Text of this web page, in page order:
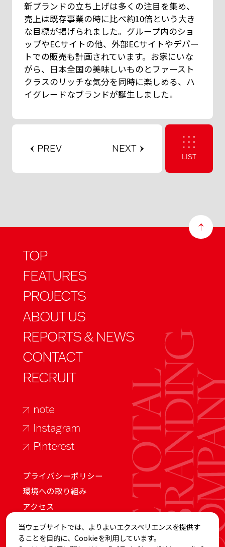
新ブランドの立ち上げは多くの注目を集め、
売上は既存事業の時に比べ約10倍という大き
な目標が掲げられました。グループ内のショ
ップやECサイトの他、外部ECサイトやデパー
トでの販売も計画されています。お家にいな
がら、日本全国の美味しいものとファースト
クラスのリッチな気分を同時に楽しめる、ハ
イグレードなブランドが誕生しました。
PREV NEXT
LIST
TOP
FEATURES
PROJECTS
ABOUT US
REPORTS & NEWS
CONTACT
RECRUIT
note
Instagram
Pinterest
プライバシーポリシー
環境への取り組み
アクセス
Global
当ウェブサイトでは、よりよいエクスペリエンスを提供す
ることを目的に、Cookieを利用しています。